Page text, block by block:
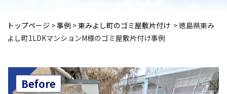
トップページ >事例 >東みよし町のゴミ屋敷片付け >徳島県東み
よし町1LDKマンションM様のゴミ屋敷片付け事例
Before